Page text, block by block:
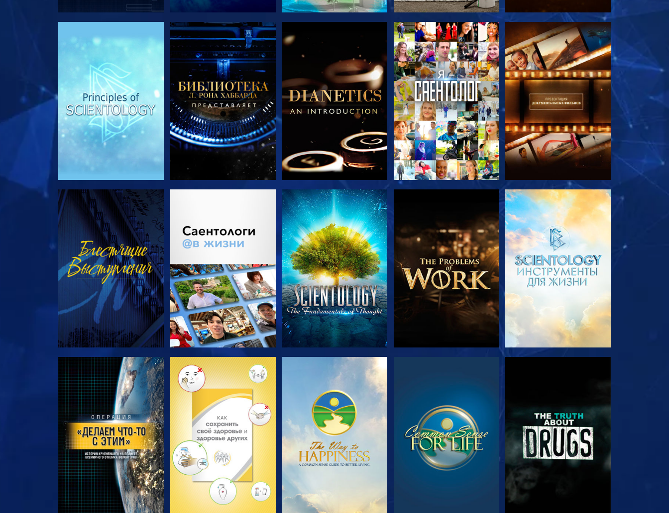
СМОТРЕТЬ ПЕРЕДАЧИ СМОТРЕТЬ ПЕРЕДАЧИ СМОТРЕТЬ ПЕРЕДАЧИ СМОТРЕТЬ ПЕРЕДАЧИ СМОТРЕТЬ ПЕРЕДАЧИ
СМОТРЕТЬ СМОТРЕТЬ СМОТРЕТЬ ПЕРЕДАЧИ СМОТРЕТЬ ПЕРЕДАЧИ
СМОТРЕТЬ ПЕРЕДАЧИ СМОТРЕТЬ ПЕРЕДАЧИ